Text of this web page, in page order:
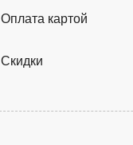
Оплата картой
Скидки